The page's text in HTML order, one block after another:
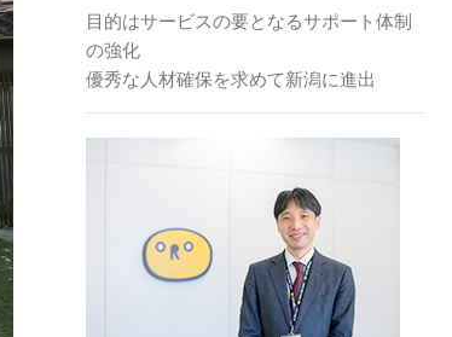
目的はサービスの要となるサポート体制
の強化
優秀な人材確保を求めて新潟に進出